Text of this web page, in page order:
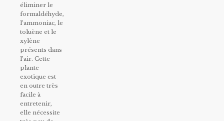
éliminer le
formaldéhyde,
l’ammoniac, le
toluène et le
xylène
présents dans
l’air. Cette
plante
exotique est
en outre très
facile à
entretenir,
elle nécessite